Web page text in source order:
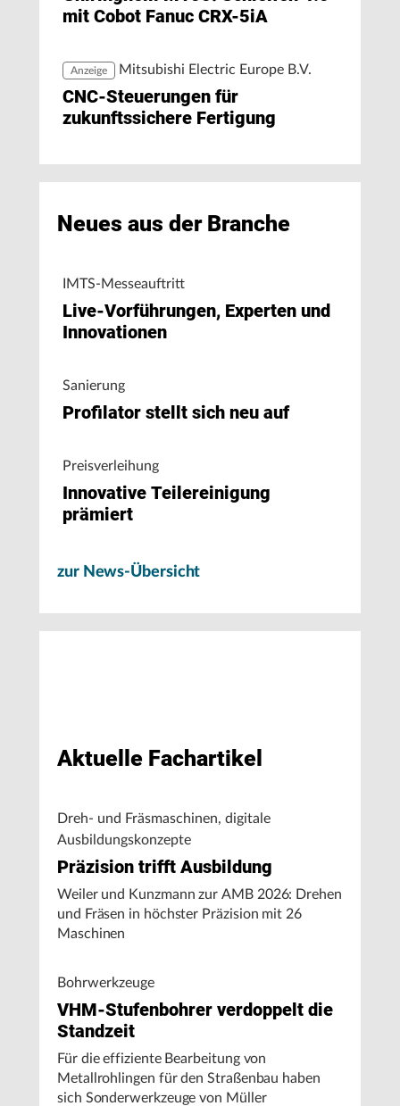
mit Cobot Fanuc CRX-5iA
Anzeige Mitsubishi Electric Europe B.V.
CNC-Steuerungen für
zukunftssichere Fertigung
Neues aus der Branche
IMTS-Messeauftritt
Live-Vorführungen, Experten und
Innovationen
Sanierung
Profilator stellt sich neu auf
Preisverleihung
Innovative Teilereinigung
prämiert
zur News-Übersicht
Aktuelle Fachartikel
Dreh- und Fräsmaschinen, digitale
Ausbildungskonzepte
Präzision trifft Ausbildung
Weiler und Kunzmann zur AMB 2026: Drehen
und Fräsen in höchster Präzision mit 26
Maschinen
Bohrwerkzeuge
VHM-Stufenbohrer verdoppelt die
Standzeit
Für die effiziente Bearbeitung von
Metallrohlingen für den Straßenbau haben
sich Sonderwerkzeuge von Müller